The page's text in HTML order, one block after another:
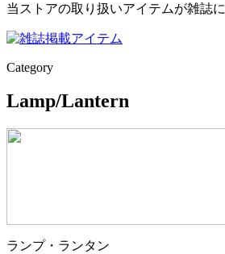
当ストアの取り扱いアイテムが雑誌
Category
Lamp/Lantern
ランプ・ランタン